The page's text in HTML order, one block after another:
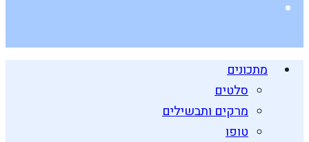
מתכונים
סלטים
מרקים ותבשילים
טופו